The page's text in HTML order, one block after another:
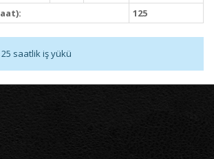
125
25 saatlik iş yükü